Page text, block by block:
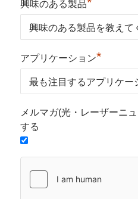
興味のある製品
アプリケーション*
メルマガ(光・レーザーニ
する